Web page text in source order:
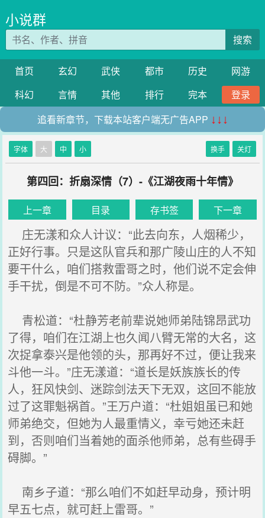
小说群
搜索
首页 玄幻 武侠 都市 历史
网游
科幻
言情 其他 排行 完本
登录
追看新章节，下载本站客户端无广告APP ↓↓↓
字体 大 中 小 换手 关灯
第四回：折扇深情（7）-《江湖夜雨十年情》
上一章 目录 存书签 下一章
庄无漾和众人计议：“此去向东，人烟稀少，
正好行事。只是这队官兵和那广陵山庄的人不知
要干什么，咱们搭救雷哥之时，他们说不定会伸
手干扰，倒是不可不防。”众人称是。
青松道：“杜静芳老前辈说她师弟陆锦昂武功
了得，咱们在江湖上也久闻八臂无常的大名，这
次捉拿泰兴是他领的头，那再好不过，便让我来
斗他一斗。”庄无漾道：“道长是妖族族长的传
人，狂风快剑、迷踪剑法天下无双，这回不能放
过了这罪魁祸首。”王万户道：“杜姐姐虽已和她
师弟绝交，但她为人最重情义，幸亏她还未赶
到，否则咱们当着她的面杀他师弟，总有些碍手
碍脚。”
南乡子道：“那么咱们不如赶早动身，预计明
早五七点，就可赶上雷哥。”